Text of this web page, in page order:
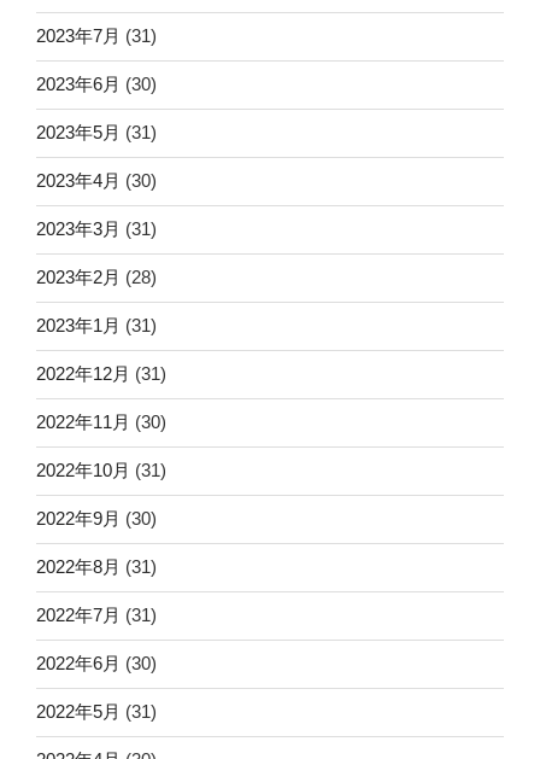
2023年7月 (31)
2023年6月 (30)
2023年5月 (31)
2023年4月 (30)
2023年3月 (31)
2023年2月 (28)
2023年1月 (31)
2022年12月 (31)
2022年11月 (30)
2022年10月 (31)
2022年9月 (30)
2022年8月 (31)
2022年7月 (31)
2022年6月 (30)
2022年5月 (31)